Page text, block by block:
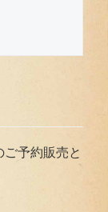
ご予約販売と